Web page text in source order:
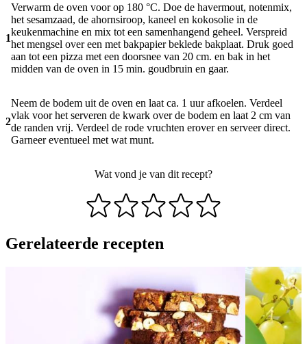
1
Verwarm de oven voor op 180 °C. Doe de havermout, notenmix,
het sesamzaad, de ahornsiroop, kaneel en kokosolie in de
keukenmachine en mix tot een samenhangend geheel. Verspreid
het mengsel over een met bakpapier beklede bakplaat. Druk goed
aan tot een pizza met een doorsnee van 20 cm. en bak in het
midden van de oven in 15 min. goudbruin en gaar.
2
Neem de bodem uit de oven en laat ca. 1 uur afkoelen. Verdeel
vlak voor het serveren de kwark over de bodem en laat 2 cm van
de randen vrij. Verdeel de rode vruchten erover en serveer direct.
Garneer eventueel met wat munt.
Wat vond je van dit recept?
Gerelateerde recepten